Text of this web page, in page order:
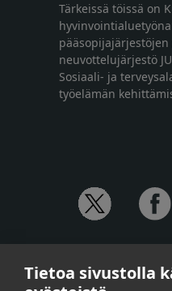
Tärkeissä töissä on
neuvottelujärjestö
Sosiaali- ja
työelämän
Anna-Mari Jaanu,
Tietoa sivustolla